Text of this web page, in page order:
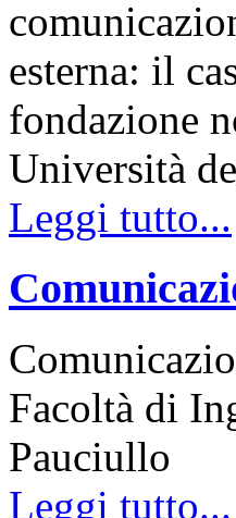
esterna: il
fondazione
Università
Leggi tutto...
Facoltà di
Pauciullo
Leggi tutto...